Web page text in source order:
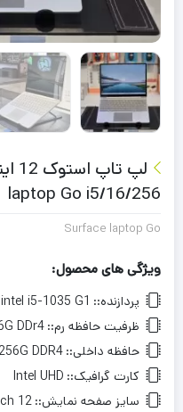
laptop Go i5/16/256
Surface laptop Go
ویژگی های محصول:
پردازنده:: intel i5-1035 G1
ظرفیت حافظه رم:: 16G DDr4
حافظه داخلی:: 256G DDR4
کارت گرافیک:: Intel UHD
سایز صفحه نمایش:: 12 FHD + Touch